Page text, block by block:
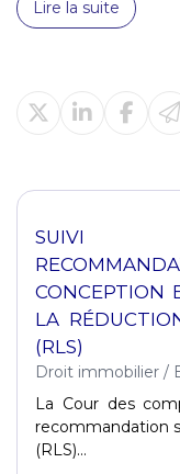
Lire la suite
SUIVI
CONCEPTION
LA
(RLS)
Droit immobilier /
La Cour des
recommandation
(RLS)...